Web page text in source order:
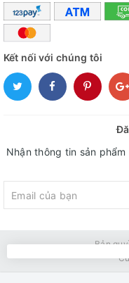
Kết nối với chúng tôi
Nhận thông tin sản
Bản